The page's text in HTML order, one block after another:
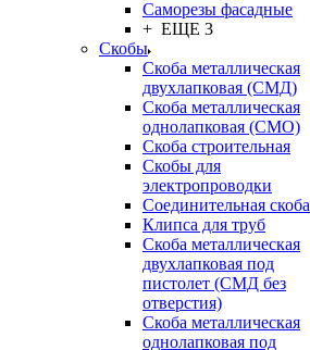
Саморезы фасадные
+ ЕЩЕ 3
Скобы
Скоба металлическая
двухлапковая (СМД)
Скоба металлическая
однолапковая (СМО)
Скоба строительная
Скобы для
электропроводки
Соединительная скоба
Клипса для труб
Скоба металлическая
двухлапковая под
пистолет (СМД без
отверстия)
Скоба металлическая
однолапковая под